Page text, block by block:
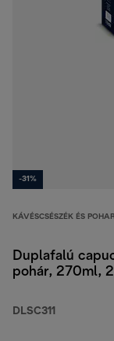
-31%
KÁVÉSCSÉSZÉK ÉS
Duplafalú
pohár, 270ml,
DLSC311